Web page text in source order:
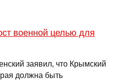
военной целью для
заявил, что Крымский
должна быть